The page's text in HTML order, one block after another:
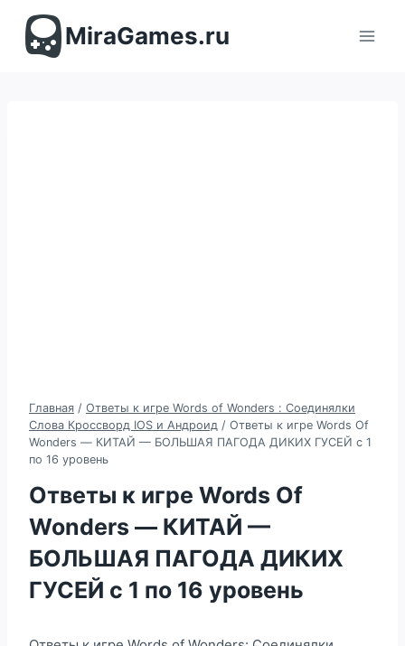
содержимомуMiraGames.ru
Главная / Ответы к игре Words of Wonders : Соединялки
Слова Кроссворд IOS и Андроид / Ответы к игре Words Of
Wonders — КИТАЙ — БОЛЬШАЯ ПАГОДА ДИКИХ ГУСЕЙ с 1
по 16 уровень
Ответы к игре Words Of
Wonders — КИТАЙ —
БОЛЬШАЯ ПАГОДА ДИКИХ
ГУСЕЙ с 1 по 16 уровень